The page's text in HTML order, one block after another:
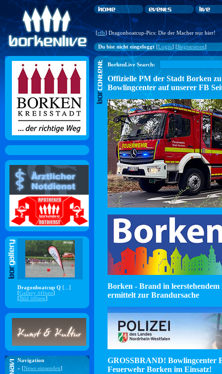
[cfb] Dragonboatcup-Pics: Die der Macher nur hier!
Du bist nicht eingeloggt[Login] [Registrieren]
Dragonboatcup Q [...]
[Gallery öffnen]
[Bild öffnen]
Navigation
» [News einsenden]
BorkenLive Search:
Offizielle PM der Stadt Borken
Bowlingcenter auf unserer FB
Borken - Brand in leerstehendem
ermittelt zur Brandursache
GROSSBRAND! Bowlingcenter
Feuerwehr Borken im Einsatz!